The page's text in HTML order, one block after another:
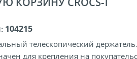
104215
телескопический держатель.
для крепления на